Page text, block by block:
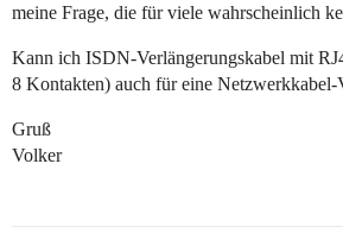
meine Frage, die für viele wahrscheinlich
Kann ich ISDN-Verlängerungskabel mit
8 Kontakten) auch für eine Netzwerkkabel-
Gruß
Volker